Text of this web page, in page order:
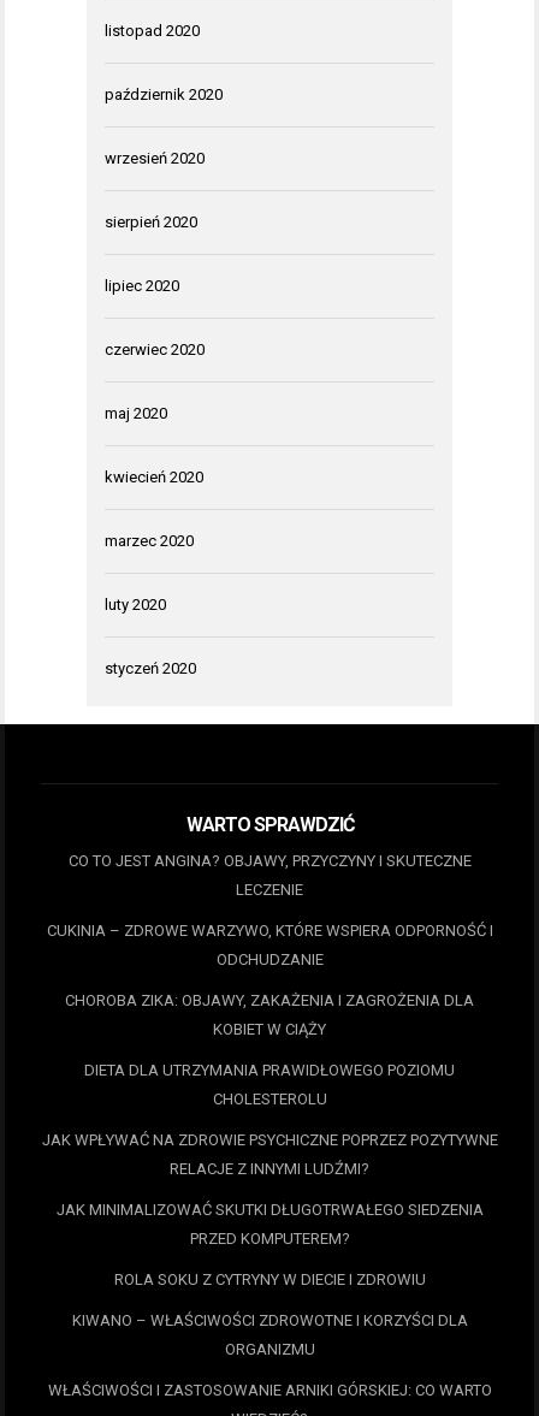
listopad 2020
październik 2020
wrzesień 2020
sierpień 2020
lipiec 2020
czerwiec 2020
maj 2020
kwiecień 2020
marzec 2020
luty 2020
styczeń 2020
WARTO SPRAWDZIĆ
CO TO JEST ANGINA? OBJAWY, PRZYCZYNY I SKUTECZNE
LECZENIE
CUKINIA – ZDROWE WARZYWO, KTÓRE WSPIERA ODPORNOŚĆ I
ODCHUDZANIE
CHOROBA ZIKA: OBJAWY, ZAKAŻENIA I ZAGROŻENIA DLA
KOBIET W CIĄŻY
DIETA DLA UTRZYMANIA PRAWIDŁOWEGO POZIOMU
CHOLESTEROLU
JAK WPŁYWAĆ NA ZDROWIE PSYCHICZNE POPRZEZ POZYTYWNE
RELACJE Z INNYMI LUDŹMI?
JAK MINIMALIZOWAĆ SKUTKI DŁUGOTRWAŁEGO SIEDZENIA
PRZED KOMPUTEREM?
ROLA SOKU Z CYTRYNY W DIECIE I ZDROWIU
KIWANO – WŁAŚCIWOŚCI ZDROWOTNE I KORZYŚCI DLA
ORGANIZMU
WŁAŚCIWOŚCI I ZASTOSOWANIE ARNIKI GÓRSKIEJ: CO WARTO